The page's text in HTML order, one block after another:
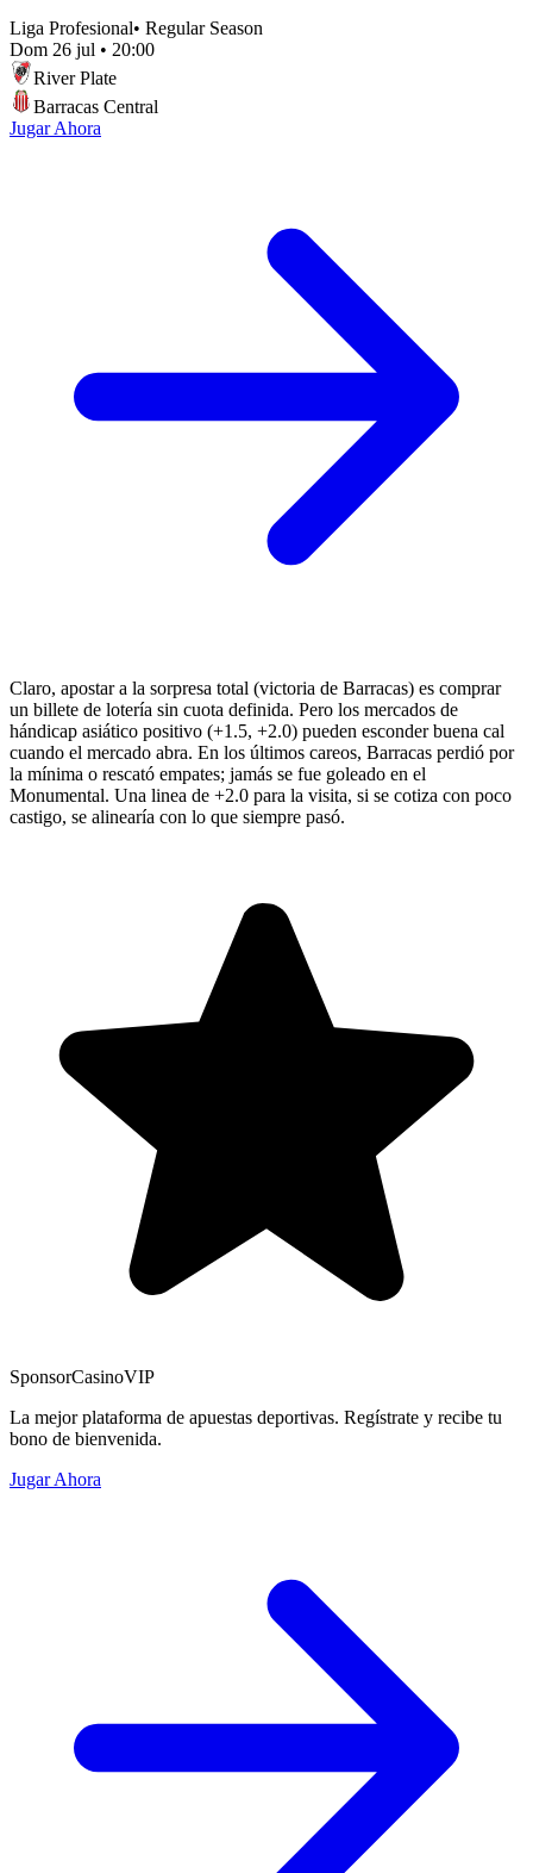
Liga Profesional• Regular Season
Dom 26 jul • 20:00
River Plate
Barracas Central
Jugar Ahora
Claro, apostar a la sorpresa total (victoria de Barracas) es comprar
un billete de lotería sin cuota definida. Pero los mercados de
hándicap asiático positivo (+1.5, +2.0) pueden esconder buena cal
cuando el mercado abra. En los últimos careos, Barracas perdió por
la mínima o rescató empates; jamás se fue goleado en el
Monumental. Una linea de +2.0 para la visita, si se cotiza con poco
castigo, se alinearía con lo que siempre pasó.
SponsorCasinoVIP
La mejor plataforma de apuestas deportivas. Regístrate y recibe tu
bono de bienvenida.
Jugar Ahora